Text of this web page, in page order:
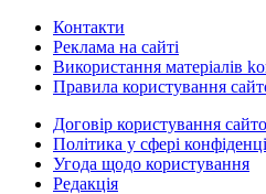
Контакти
Реклама на сайті
Використання матеріалів
Правила користування
Договір користування
Політика у сфері
Угода щодо користування
Редакція